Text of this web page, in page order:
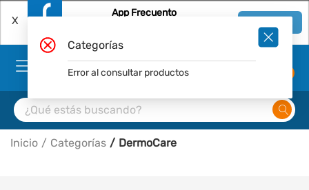
X
App Frecuento
Inicio Categorías DermoCare
Categorías
Error al consultar productos